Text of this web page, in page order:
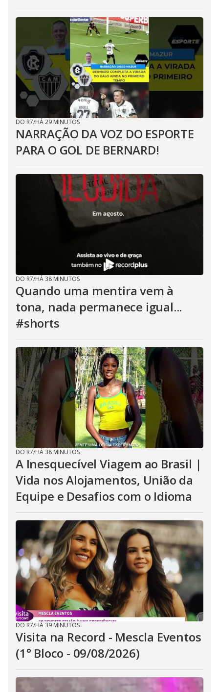
DO R7/HÁ 29 MINUTOS
NARRAÇÃO DA VOZ DO ESPORTE
PARA O GOL DE BERNARD!
DO R7/HÁ 38 MINUTOS
Quando uma mentira vem à
tona, nada permanece igual...
#shorts
DO R7/HÁ 38 MINUTOS
A Inesquecível Viagem ao Brasil |
Vida nos Alojamentos, União da
Equipe e Desafios com o Idioma
DO R7/HÁ 39 MINUTOS
Visita na Record - Mescla Eventos
(1° Bloco - 09/08/2026)